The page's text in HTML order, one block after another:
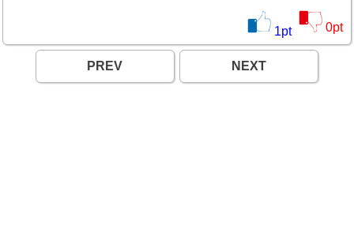
1pt 0pt
PREV NEXT